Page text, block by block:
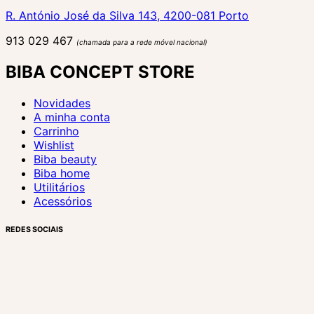
R. António José da Silva 143, 4200-081 Porto
913 029 467 (chamada para a rede móvel nacional)
BIBA CONCEPT STORE
Novidades
A minha conta
Carrinho
Wishlist
Biba beauty
Biba home
Utilitários
Acessórios
REDES SOCIAIS